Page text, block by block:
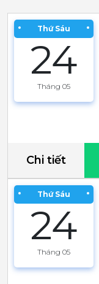
Thứ Sáu
24
Tháng 05
Chi tiết
Thứ Sáu
24
Tháng 05